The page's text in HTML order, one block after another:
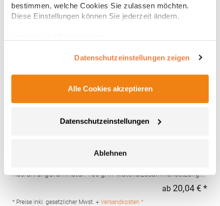
bestimmen, welche Cookies Sie zulassen möchten.
Diese Einstellungen können Sie jederzeit ändern.
Datenschutzeinstellungen zeigen
Alle Cookies akzeptieren
Datenschutzeinstellungen
Ablehnen
PW212 Premier Workwear Piloten Hemd kurzarm
AusführungGrammatur: 105 g/m²Materialzusammensetzung:
Produktsicherheit: Herst.-Nr.: PR212Hersteller: Premier Clothing
Ltd President Kennedylaan 19 Office 3.39 2517JK Gravenhage
ab 20,04 € *
* Preise inkl. gesetzlicher Mwst. + Versandkosten *